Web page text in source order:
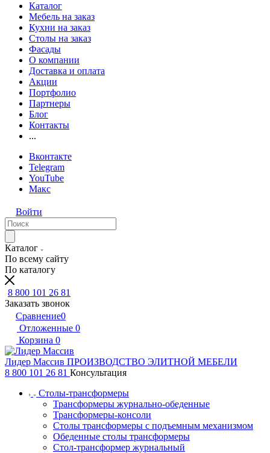
Каталог
Мебель на заказ
Кухни на заказ
Столы на заказ
Фасады
О компании
Доставка и оплата
Акции
Портфолио
Партнеры
Блог
Контакты
...
Вконтакте
Telegram
YouTube
Макс
Войти
Каталог
По всему сайту
По каталогу
8 800 101 26 81
Заказать звонок
Сравнение0
Отложенные 0
Корзина 0
Лидер Массив ПРОИЗВОДСТВО ЭЛИТНОЙ МЕБЕЛИ
8 800 101 26 81 Консультация
Столы-трансформеры
Трансформеры журнально-обеденные
Трансформеры-консоли
Столы трансформеры с подъемным механизмом
Обеденные столы трансформеры
Стол-трансформер журнальный